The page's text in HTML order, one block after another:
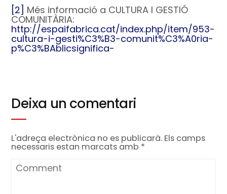
[2] Més informació a CULTURA I GESTIÓ
COMUNITÀRIA:
http://espaifabrica.cat/index.php/item/953-
cultura-i-gesti%C3%B3-comunit%C3%A0ria-
p%C3%BAblicsignifica-
Deixa un comentari
L'adreça electrònica no es publicarà. Els camps
necessaris estan marcats amb *